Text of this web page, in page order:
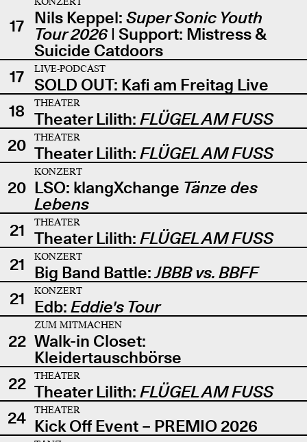
17 Nils Keppel: Super Sonic Youth
Tour 2026| Support: Mistress &
Suicide Catdoors
17
LIVE-PODCAST
SOLD OUT: Kafi am Freitag Live
18
THEATER
Theater Lilith: FLÜGEL AM FUSS
20
THEATER
Theater Lilith: FLÜGEL AM FUSS
20
KONZERT
LSO: klangXchange Tänze des
Lebens
21
THEATER
Theater Lilith: FLÜGEL AM FUSS
21
KONZERT
Big Band Battle:JBBB vs. BBFF
21
KONZERT
Edb: Eddie's Tour
22
ZUM MITMACHEN
Walk-in Closet:
Kleidertauschbörse
22
THEATER
Theater Lilith: FLÜGEL AM FUSS
24
THEATER
Kick Off Event – PREMIO 2026